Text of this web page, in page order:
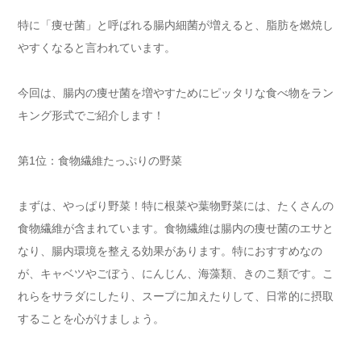
特に「痩せ菌」と呼ばれる腸内細菌が増えると、脂肪を燃焼し
やすくなると言われています。
今回は、腸内の痩せ菌を増やすためにピッタリな食べ物をラン
キング形式でご紹介します！
第1位：食物繊維たっぷりの野菜
まずは、やっぱり野菜！特に根菜や葉物野菜には、たくさんの
食物繊維が含まれています。食物繊維は腸内の痩せ菌のエサと
なり、腸内環境を整える効果があります。特におすすめなの
が、キャベツやごぼう、にんじん、海藻類、きのこ類です。こ
れらをサラダにしたり、スープに加えたりして、日常的に摂取
することを心がけましょう。